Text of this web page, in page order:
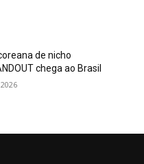
de nicho
chega ao Brasil